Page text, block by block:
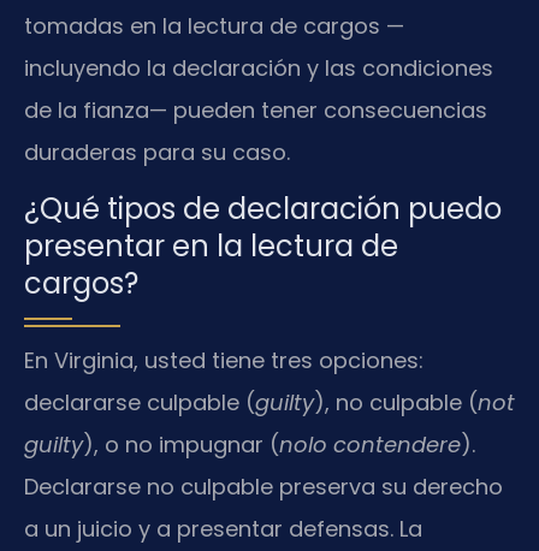
tomadas en la lectura de cargos —
incluyendo la declaración y las condiciones
de la fianza— pueden tener consecuencias
duraderas para su caso.
¿Qué tipos de declaración puedo
presentar en la lectura de
cargos?
En Virginia, usted tiene tres opciones:
declararse culpable (guilty), no culpable (not
guilty), o no impugnar (nolo contendere).
Declararse no culpable preserva su derecho
a un juicio y a presentar defensas. La